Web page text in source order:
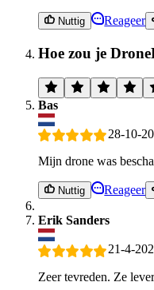
Nuttig Reageer
Hoe zou je
Bas
28-10-
Mijn drone was
Nuttig Reageer
Erik Sanders
21-4-
Zeer tevreden. Ze